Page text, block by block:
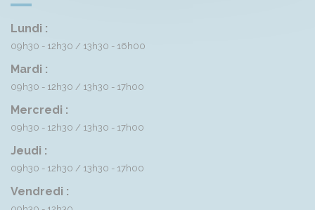
Lundi :
09h30 - 12h30 13h30 - 16h00
Mardi :
09h30 - 12h30 13h30 - 17h00
Mercredi :
09h30 - 12h30 13h30 - 17h00
Jeudi :
09h30 - 12h30 13h30 - 17h00
Vendredi :